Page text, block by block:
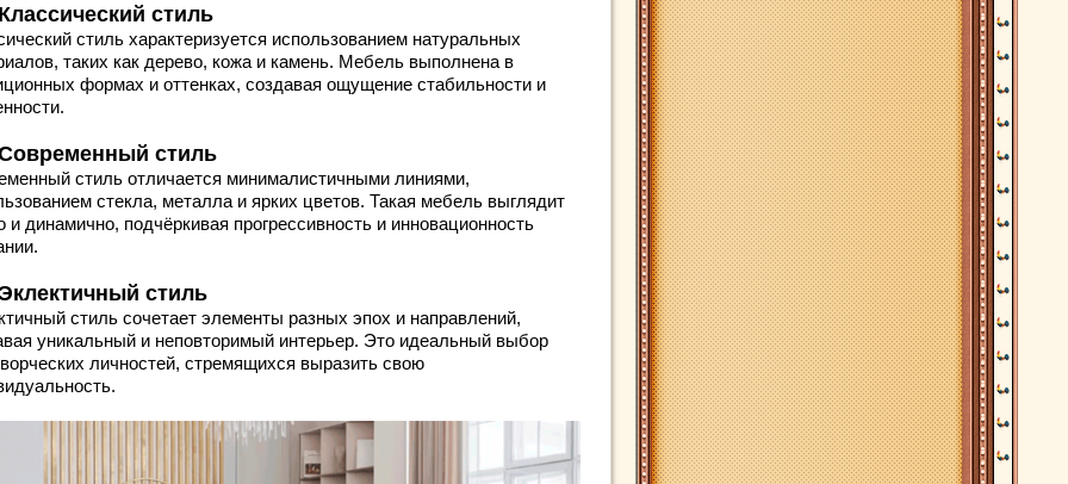
стиль
стиль характеризуется использованием натуральных
таких как дерево, кожа и камень. Мебель выполнена в
формах и оттенках, создавая ощущение стабильности и
стиль
стиль отличается минималистичными линиями,
стекла, металла и ярких цветов. Такая мебель выглядит
и динамично, подчёркивая прогрессивность и инновационность
стиль
стиль сочетает элементы разных эпох и направлений,
уникальный и неповторимый интерьер. Это идеальный выбор
личностей, стремящихся выразить свою